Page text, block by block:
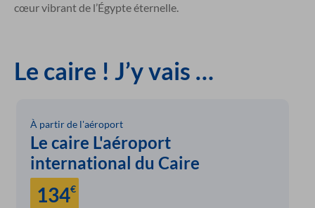
cœur vibrant de l’Égypte éternelle.
Le caire ! J’y vais …
À partir de l'aéroport
Le caire L'aéroport
international du Caire
134€